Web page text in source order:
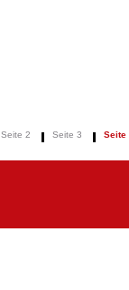
Seite 2 Seite 3 Seite